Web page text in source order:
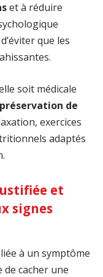
et à réduire
que les
soit médicale
préservation de
exercices
adaptés
et
signes
liée à un symptôme
cacher une